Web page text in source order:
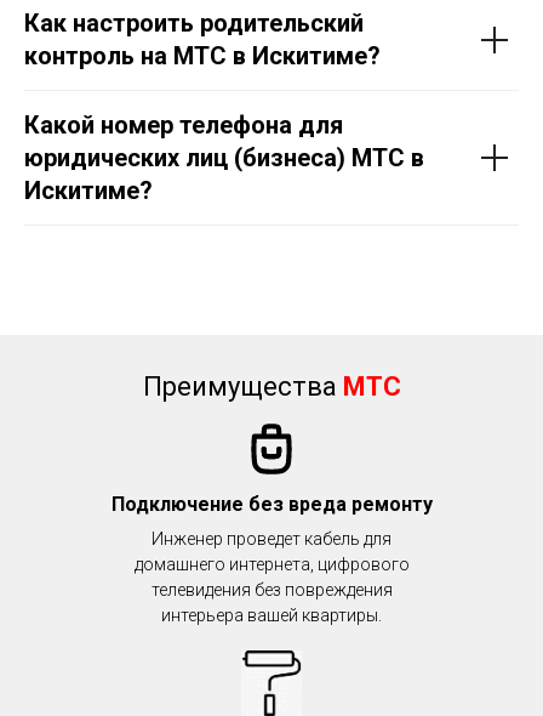
Как настроить родительский
контроль на МТС в Искитиме?
Какой номер телефона для
юридических лиц (бизнеса) МТС в
Искитиме?
Преимущества МТС
Подключение без вреда ремонту
Инженер проведет кабель для
домашнего интернета, цифрового
телевидения без повреждения
интерьера вашей квартиры.